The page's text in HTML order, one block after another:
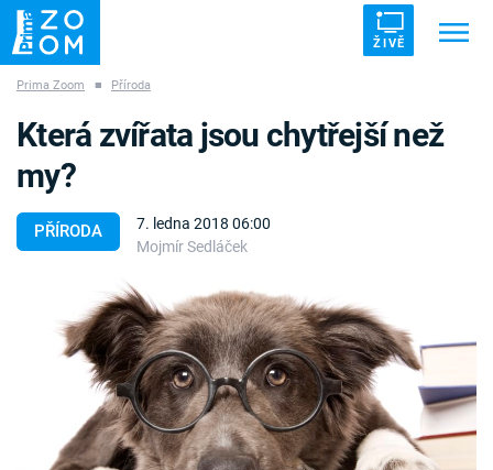
ŽIVĚ
ZÁHADY VETŘELCI DÁVNOVĚKU
Témata
Témata
Pořady
TV Program
Prima Zoom ■ Příroda
PŘÍRODA
7. ledna 2018 06:00
Mojmír Sedláček
Která zvířata jsou chytřejší než
my?